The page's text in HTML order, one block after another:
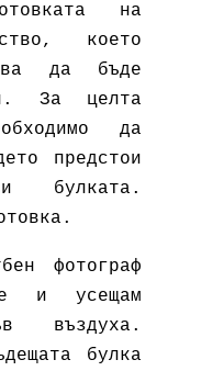
на
което
да бъде
За целта
да
предстои
булката.
фотограф
и усещам
въздуха.
булка